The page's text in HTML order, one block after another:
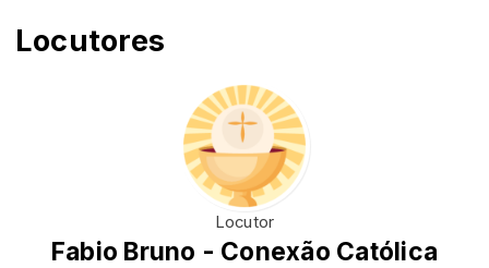
Locutores
Locutor
Fabio Bruno - Conexão Católica